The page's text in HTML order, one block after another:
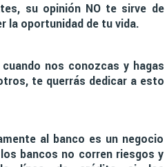
su opinión NO te sirve de
la oportunidad de tu vida.
nos conozcas y hagas
te querrás dedicar a esto
al banco es un negocio
bancos no corren riesgos y